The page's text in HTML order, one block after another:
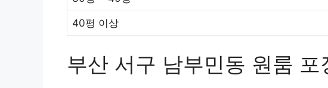
40평 이상
부산 서구 남부민동 원룸 포